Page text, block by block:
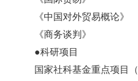
《中国对外贸易概论》
《商务谈判》
●科研项目
国家社科基金重点项目（